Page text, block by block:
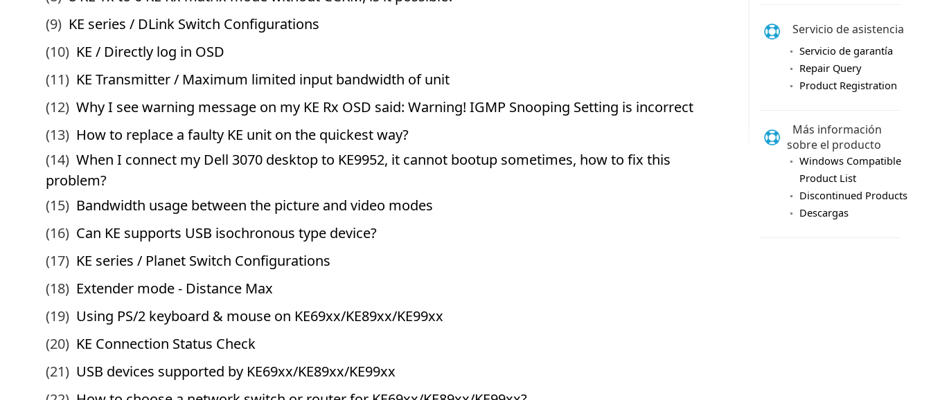
Servicio de asistencia
Servicio de garantía
Repair Query
Product Registration
Más información
sobre el producto
Windows Compatible
Product List
Discontinued Products
Descargas